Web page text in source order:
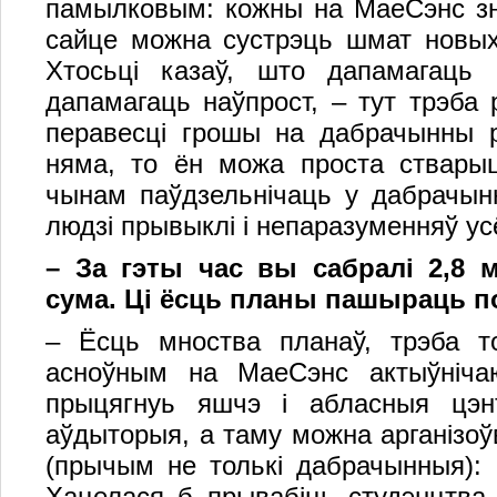
памылковым: кожны на МаеСэнс
сайце можна сустрэць шмат
Хтосьці казаў, што
дапамагаць наўпрост, – тут
перавесці грошы на дабрачынны
няма, то ён можа проста
чынам паўдзельнічаць у
людзі прывыклі і непаразуменняў
– За гэты час вы сабралі 2,8
сума. Ці ёсць планы пашыраць
– Ёсць мноства планаў, трэба
асноўным на МаеСэнс
прыцягнуь яшчэ і абласныя
аўдыторыя, а таму можна
(прычым не толькі дабрачынныя):